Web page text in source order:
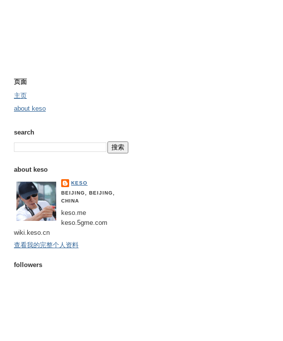
页面
主页
about keso
search
about keso
KESO
BEIJING, BEIJING,
CHINA
keso.me
keso.5gme.com
wiki.keso.cn
查看我的完整个人资料
followers